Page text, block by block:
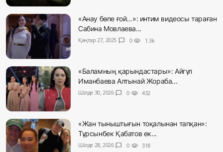
«Анау бөпе ғой…»: интим видеосы тараған
Сабина Мовлаева...
Қаңтар 27, 2025 chat_bubble 0 visibility 1.3k
«Баламның қарындастары»: Айгүл
Иманбаева Алтынай Жораба...
Шілде 30, 2026 chat_bubble 0 visibility 432
«Жан тыныштығын тоқалынан тапқан»:
Тұрсынбек Қабатов ек...
Шілде 28, 2026 chat_bubble 0 visibility 318